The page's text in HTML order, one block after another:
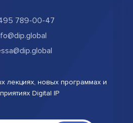
789-00-47
лекциях, новых программах и
Digital IP